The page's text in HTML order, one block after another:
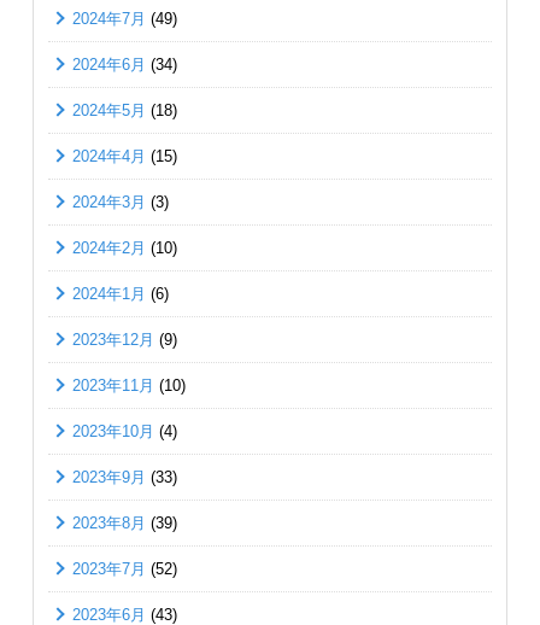
2024年7月 (49)
2024年6月 (34)
2024年5月 (18)
2024年4月 (15)
2024年3月 (3)
2024年2月 (10)
2024年1月 (6)
2023年12月 (9)
2023年11月 (10)
2023年10月 (4)
2023年9月 (33)
2023年8月 (39)
2023年7月 (52)
2023年6月 (43)